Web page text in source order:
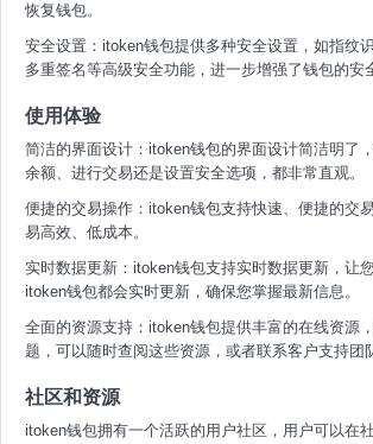
恢复钱包。
安全设置：itoken钱包提供多种安全设置，如指纹
多重签名等高级安全功能，进一步增强了钱包的安
使用体验
简洁的界面设计：itoken钱包的界面设计简洁明了
余额、进行交易还是设置安全选项，都非常直观。
便捷的交易操作：itoken钱包支持快速、便捷的交
易高效、低成本。
实时数据更新：itoken钱包支持实时数据更新，让
itoken钱包都会实时更新，确保您掌握最新信息。
全面的资源支持：itoken钱包提供丰富的在线资源
题，可以随时查阅这些资源，或者联系客户支持团
社区和资源
itoken钱包拥有一个活跃的用户社区，用户可以在